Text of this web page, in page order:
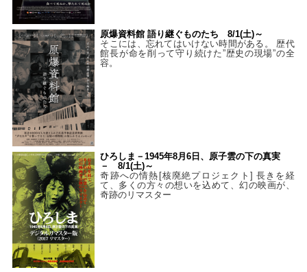
原爆資料館 語り継ぐものたち 8/1(土)～
そこには、忘れてはいけない時間がある。 歴代
館長が命を削って守り続けた”歴史の現場”の全
容。
ひろしま－1945年8月6日、原子雲の下の真実
－ 8/1(土)～
奇跡への情熱[核廃絶プロジェクト] 長きを経
て、多くの方々の想いを込めて、幻の映画が、
奇跡のリマスター